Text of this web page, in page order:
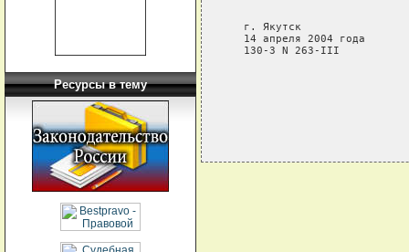
Ресурсы в тему
   г. Якутск
   14 апреля 2004 года
   130-З N 263-III